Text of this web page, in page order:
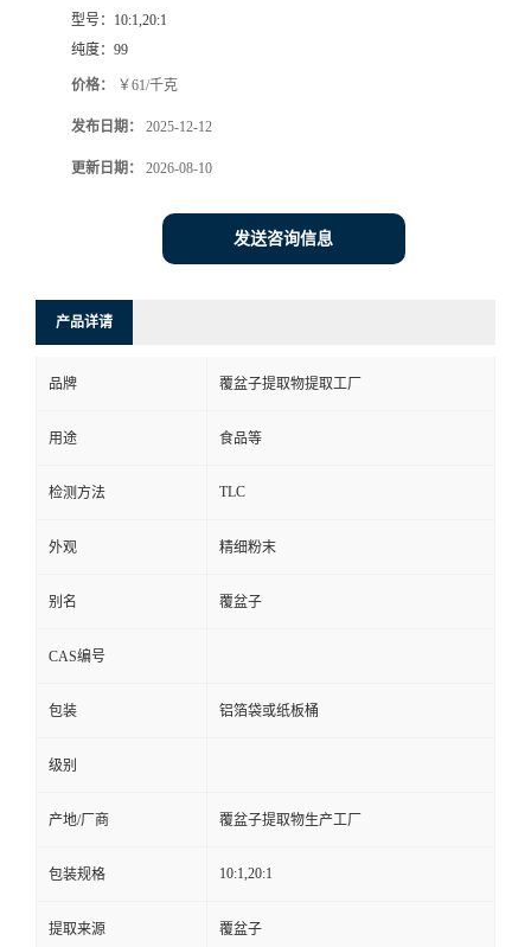
型号： 10:1,20:1
纯度： 99
价格： ￥61/千克
发布日期： 2025-12-12
更新日期： 2026-08-10
发送咨询信息
产品详请
品牌 覆盆子提取物提取工厂
用途 食品等
检测方法 TLC
外观 精细粉末
别名 覆盆子
CAS编号
包装 铝箔袋或纸板桶
级别
产地/厂商 覆盆子提取物生产工厂
包装规格 10:1,20:1
提取来源 覆盆子